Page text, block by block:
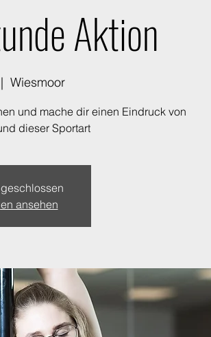
Aktion
Wiesmoor
und mache dir einen Eindruck von
dieser Sportart
ansehen